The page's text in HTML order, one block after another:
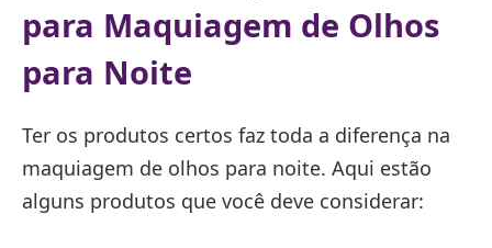
para Maquiagem de Olhos
para Noite
Ter os produtos certos faz toda a diferença na
maquiagem de olhos para noite. Aqui estão
alguns produtos que você deve considerar: